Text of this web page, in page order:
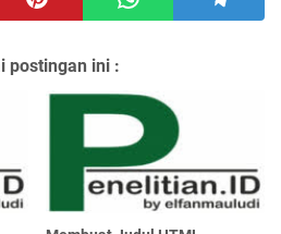
postingan ini :